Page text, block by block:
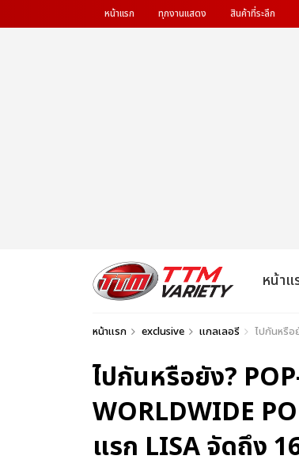
หน้าแรก ทุกงานแสดง สินค้าที่ระลึก
หน้าแ
หน้าแรก exclusive แกลเลอรี ไปกันหรือ
ไปกันหรือยัง?
WORLDWIDE
แรก LISA จัดถึง